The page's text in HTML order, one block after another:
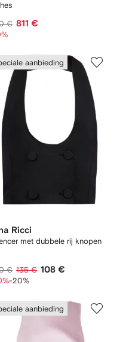
€ 811 €
aanbieding
Ricci
met dubbele rij knopen
€ 135 € 108 €
-20%
aanbieding